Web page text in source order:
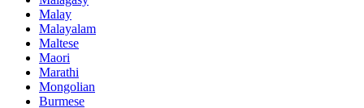
Malay
Malayalam
Maltese
Maori
Marathi
Mongolian
Burmese